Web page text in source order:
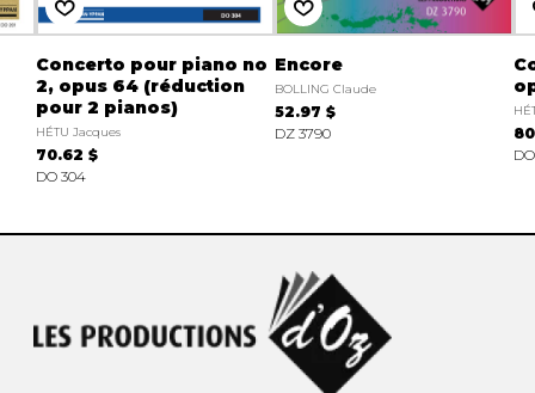
Concerto pour piano no
2, opus 64 (réduction
pour 2 pianos)
HÉTU Jacques
70.62 $
DO 304
Encore
BOLLING Claude
52.97 $
DZ 3790